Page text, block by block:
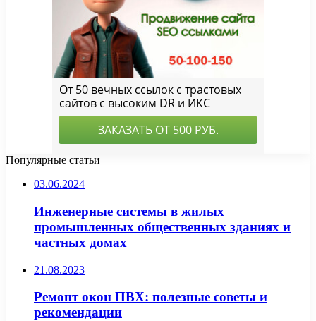
Популярные статьи
03.06.2024
Инженерные системы в жилых
промышленных общественных зданиях и
частных домах
21.08.2023
Ремонт окон ПВХ: полезные советы и
рекомендации